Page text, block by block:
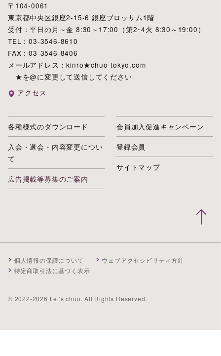
〒104-0061
東京都中央区銀座2-15-6 銀座ブロッサム1階
受付：平日の月～金 8:30～17:00（第2･4火 8:30～19:00）
TEL：03-3546-8610
FAX：03-3546-8406
メールアドレス：kinro★chuo-tokyo.com
★を@に変更して送信してください
アクセス
各種様式のダウンロード
入会・退会・内容変更につい
て
広告掲載等募集のご案内
会員加入促進キャンペーン
登録会員
サイトマップ
個人情報の保護について
ウェブアクセシビリティ方針
特定商取引法に基づく表示
© 2022-2026 Let's chuo. All Rights Reserved.